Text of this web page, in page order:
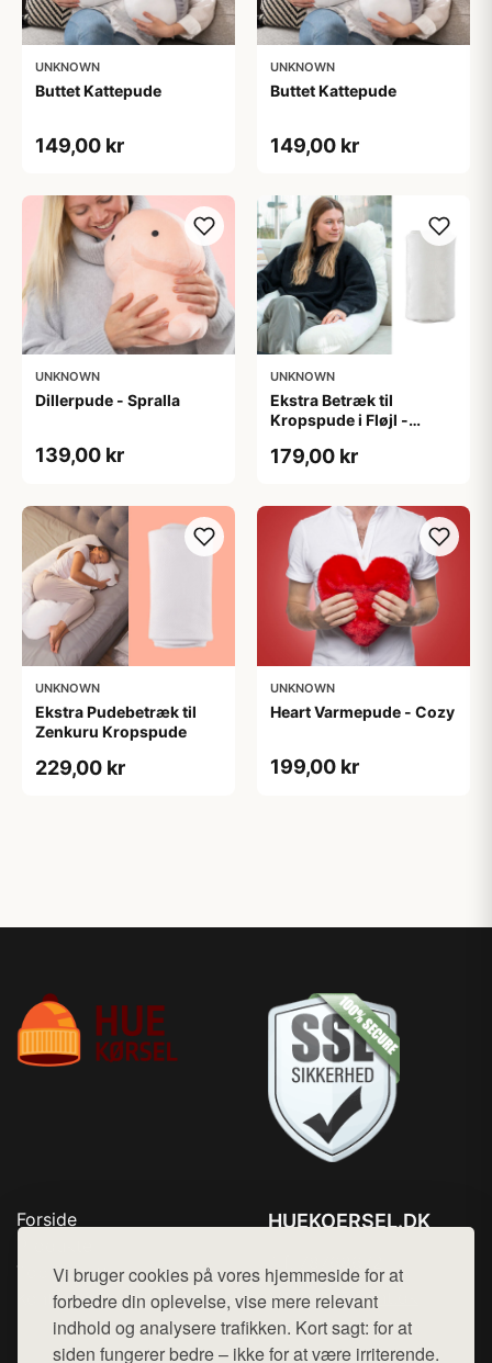
Vi bruger cookies på vores hjemmeside for at
forbedre din oplevelse, vise mere relevant
indhold og analysere trafikken. Kort sagt: for at
siden fungerer bedre – ikke for at være irriterende.
UNKNOWN
Buttet Kattepude
149,00 kr
UNKNOWN
Buttet Kattepude
149,00 kr
UNKNOWN
Dillerpude - Spralla
139,00 kr
UNKNOWN
Ekstra Betræk til
Kropspude i Fløjl -
179,00 kr
UNKNOWN
Ekstra Pudebetræk til
Zenkuru Kropspude
229,00 kr
UNKNOWN
Heart Varmepude - Cozy
199,00 kr
Forside
Top Rabatter
Kontakt
HUEKOERSEL.DK
Mail: hej@want.dk
Cookie- og privatlivspolitik